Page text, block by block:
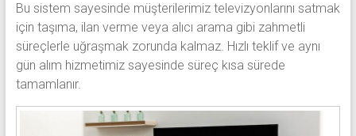
Bu sistem sayesinde müşterilerimiz televizyonlarını satmak
için taşıma, ilan verme veya alıcı arama gibi zahmetli
süreçlerle uğraşmak zorunda kalmaz. Hızlı teklif ve aynı
gün alım hizmetimiz sayesinde süreç kısa sürede
tamamlanır.